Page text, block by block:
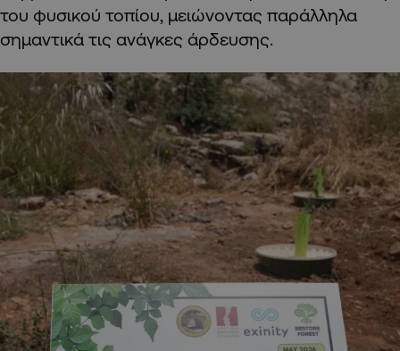
του φυσικού τοπίου, μειώνοντας παράλληλα
σημαντικά τις ανάγκες άρδευσης.